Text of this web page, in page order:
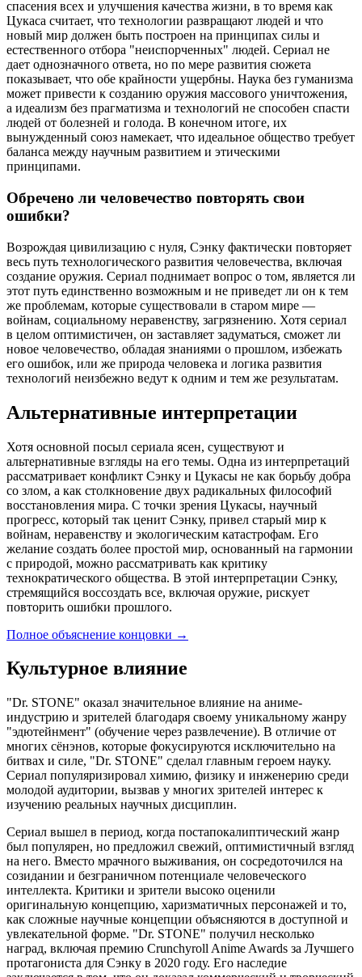
спасения всех и улучшения качества жизни, в то время как
Цукаса считает, что технологии развращают людей и что
новый мир должен быть построен на принципах силы и
естественного отбора "неиспорченных" людей. Сериал не
дает однозначного ответа, но по мере развития сюжета
показывает, что обе крайности ущербны. Наука без гуманизма
может привести к созданию оружия массового уничтожения,
а идеализм без прагматизма и технологий не способен спасти
людей от болезней и голода. В конечном итоге, их
вынужденный союз намекает, что идеальное общество требует
баланса между научным развитием и этическими
принципами.
Обречено ли человечество повторять свои
ошибки?
Возрождая цивилизацию с нуля, Сэнку фактически повторяет
весь путь технологического развития человечества, включая
создание оружия. Сериал поднимает вопрос о том, является ли
этот путь единственно возможным и не приведет ли он к тем
же проблемам, которые существовали в старом мире —
войнам, социальному неравенству, загрязнению. Хотя сериал
в целом оптимистичен, он заставляет задуматься, сможет ли
новое человечество, обладая знаниями о прошлом, избежать
его ошибок, или же природа человека и логика развития
технологий неизбежно ведут к одним и тем же результатам.
Альтернативные интерпретации
Хотя основной посыл сериала ясен, существуют и
альтернативные взгляды на его темы. Одна из интерпретаций
рассматривает конфликт Сэнку и Цукасы не как борьбу добра
со злом, а как столкновение двух радикальных философий
восстановления мира. С точки зрения Цукасы, научный
прогресс, который так ценит Сэнку, привел старый мир к
войнам, неравенству и экологическим катастрофам. Его
желание создать более простой мир, основанный на гармонии
с природой, можно рассматривать как критику
технократического общества. В этой интерпретации Сэнку,
стремящийся воссоздать все, включая оружие, рискует
повторить ошибки прошлого.
Полное объяснение концовки →
Культурное влияние
"Dr. STONE" оказал значительное влияние на аниме-
индустрию и зрителей благодаря своему уникальному жанру
"эдютейнмент" (обучение через развлечение). В отличие от
многих сёнэнов, которые фокусируются исключительно на
битвах и силе, "Dr. STONE" сделал главным героем науку.
Сериал популяризировал химию, физику и инженерию среди
молодой аудитории, вызвав у многих зрителей интерес к
изучению реальных научных дисциплин.
Сериал вышел в период, когда постапокалиптический жанр
был популярен, но предложил свежий, оптимистичный взгляд
на него. Вместо мрачного выживания, он сосредоточился на
созидании и безграничном потенциале человеческого
интеллекта. Критики и зрители высоко оценили
оригинальную концепцию, харизматичных персонажей и то,
как сложные научные концепции объясняются в доступной и
увлекательной форме. "Dr. STONE" получил несколько
наград, включая премию Crunchyroll Anime Awards за Лучшего
протагониста для Сэнку в 2020 году. Его наследие